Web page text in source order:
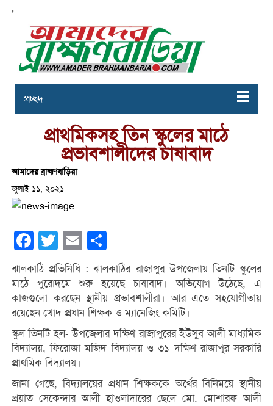
,
প্রচ্ছদ
প্রাথমিকসহ তিন স্কুলের মাঠে
প্রভাবশালীদের চাষাবাদ
আমাদের ব্রাহ্মণবাড়িয়া
জুলাই ১১, ২০২১
Facebook
Twitter Email
ঝালকাঠি প্রতিনিধি : ঝালকাঠির রাজাপুর উপজেলায় তিনটি স্কুলের
মাঠে পুরোদমে শুরু হয়েছে চাষাবাদ। অভিযোগ উঠেছে, এ
কাজগুলো করছেন স্থানীয় প্রভাবশালীরা। আর এতে সহযোগীতায়
রয়েছেন খোদ প্রধান শিক্ষক ও ম্যানেজিং কমিটি।
স্কুল তিনটি হল- উপজেলার দক্ষিণ রাজাপুরের ইউসুব আলী মাধ্যমিক
বিদ্যালয়, ফিরোজা মজিদ বিদ্যালয় ও ৩১ দক্ষিণ রাজাপুর সরকারি
প্রাথমিক বিদ্যালয়।
জানা গেছে, বিদ্যালয়ের প্রধান শিক্ষককে অর্থের বিনিময়ে স্থানীয়
প্রয়াত সেকেন্দার আলী হাওলাদারের ছেলে মো. মোশারফ আলী